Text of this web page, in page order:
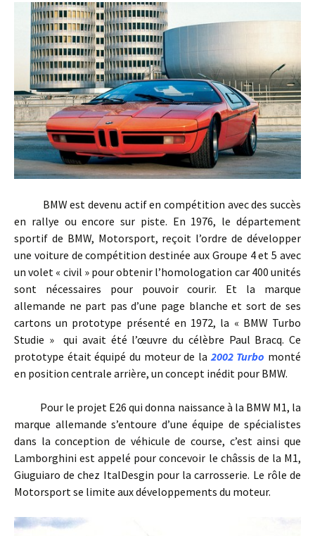
BMW est devenu actif en compétition avec des succès
en rallye ou encore sur piste. En 1976, le département
sportif de BMW, Motorsport, reçoit l’ordre de développer
une voiture de compétition destinée aux Groupe 4 et 5 avec
un volet « civil » pour obtenir l’homologation car 400 unités
sont nécessaires pour pouvoir courir. Et la marque
allemande ne part pas d’une page blanche et sort de ses
cartons un prototype présenté en 1972, la « BMW Turbo
Studie » qui avait été l’œuvre du célèbre Paul Bracq. Ce
prototype était équipé du moteur de la 2002 Turbo monté
en position centrale arrière, un concept inédit pour BMW.
Pour le projet E26 qui donna naissance à la BMW M1, la
marque allemande s’entoure d’une équipe de spécialistes
dans la conception de véhicule de course, c’est ainsi que
Lamborghini est appelé pour concevoir le châssis de la M1,
Giuguiaro de chez ItalDesgin pour la carrosserie. Le rôle de
Motorsport se limite aux développements du moteur.